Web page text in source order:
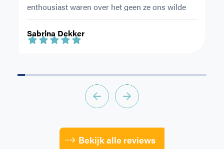
Sabrina Dekker
enthousiast waren over het geen ze ons wilde
leren.
Bekijk alle reviews